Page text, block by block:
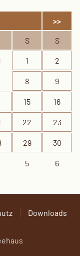
>>
S S
1 2
8 9
15 16
22 23
29 30
5 6
Downloads